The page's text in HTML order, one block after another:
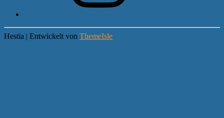
Hestia | Entwickelt von ThemeIsle